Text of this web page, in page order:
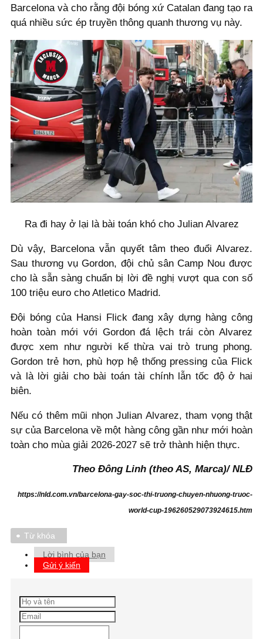
Barcelona và cho rằng đội bóng xứ Catalan đang tạo ra
quá nhiều sức ép truyền thông quanh thương vụ này.
Ra đi hay ở lại là bài toán khó cho Julian Alvarez
Dù vậy, Barcelona vẫn quyết tâm theo đuổi Alvarez.
Sau thương vụ Gordon, đội chủ sân Camp Nou được
cho là sẵn sàng chuẩn bị lời đề nghị vượt qua con số
100 triệu euro cho Atletico Madrid.
Đội bóng của Hansi Flick đang xây dựng hàng công
hoàn toàn mới với Gordon đá lệch trái còn Alvarez
được xem như người kế thừa vai trò trung phong.
Gordon trẻ hơn, phù hợp hệ thống pressing của Flick
và là lời giải cho bài toán tài chính lẫn tốc độ ở hai
biên.
Nếu có thêm mũi nhọn Julian Alvarez, tham vọng thật
sự của Barcelona về một hàng công gần như mới hoàn
toàn cho mùa giải 2026-2027 sẽ trở thành hiện thực.
Theo Đông Linh (theo AS, Marca)/ NLĐ
https://nld.com.vn/barcelona-gay-soc-thi-truong-chuyen-nhuong-truoc-
world-cup-196260529073924615.htm
Từ khóa
Lời bình của bạn
Gửi ý kiến